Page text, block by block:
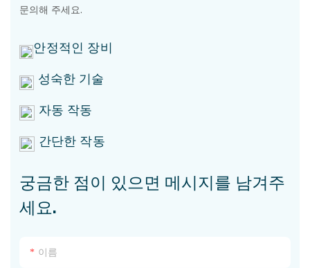
문의해 주세요.
안정적인 장비
성숙한 기술
자동 작동
간단한 작동
궁금한 점이 있으면 메시지를 남겨주
세요.
이름